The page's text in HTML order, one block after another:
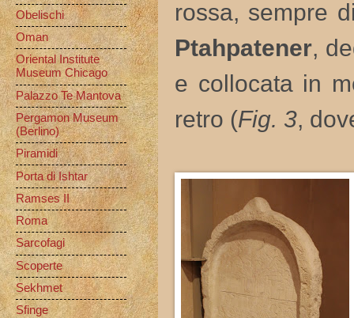
rossa, sempre
Ptahpatener,
e collocata in
retro (Fig. 3,
Obelischi
Oman
Oriental Institute
Museum Chicago
Palazzo Te Mantova
Pergamon Museum
(Berlino)
Piramidi
Porta di Ishtar
Ramses II
Roma
Sarcofagi
Scoperte
Sekhmet
Sfinge